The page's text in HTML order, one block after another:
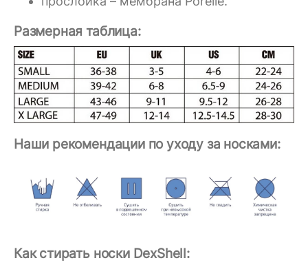
Размерная таблица:
Наши рекомендации по уходу за носками:
Как стирать носки DexShell: